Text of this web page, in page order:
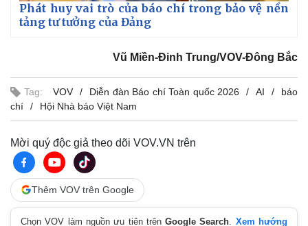
Phát huy vai trò của báo chí trong bảo vệ nền
tảng tư tưởng của Đảng
Vũ Miền-Đinh Trung/VOV-Đông Bắc
Tag: VOV Diễn đàn Báo chí Toàn quốc 2026 AI
báo
chí
Hội Nhà báo Việt Nam
Mời quý độc giả theo dõi VOV.VN trên
Thêm VOV trên Google
Chọn VOV làm nguồn ưu tiên trênGoogle Search Xem hướng